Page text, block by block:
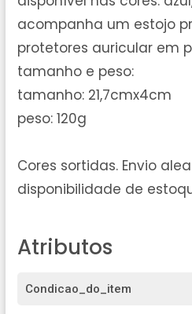
acompanha um estojo
protetores auricular em
tamanho e peso:
tamanho: 21,7cmx4cm
peso: 120g
Cores sortidas. Envio
disponibilidade de
Atributos
Condicao_do_item